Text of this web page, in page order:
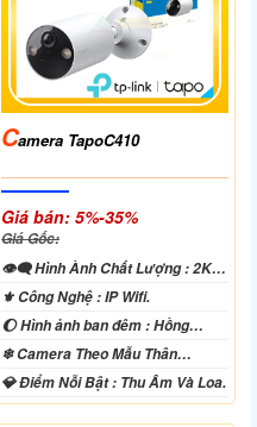
CAmera TapoC410
Giá bán: 5%-35%
Giá Gốc:
👁️‍🗨 Hình Ành Chất Lượng :2K
Lite .
⚜️ Công Nghệ :IP Wifi.
🌔 Hình ảnh ban đêm :Hồng
Ngoại 10m Có Màu Ban Ðêm.
❄ Camera Theo MẫuThân
Plastic.
️💎 Điểm Nỗi Bật : Thu Âm Và Loa.